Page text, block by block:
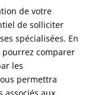
de votre
de solliciter
spécialisées. En
comparer
les
permettra